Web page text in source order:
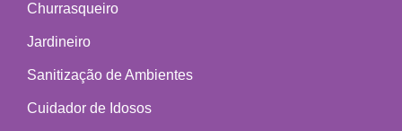
Churrasqueiro
Jardineiro
Sanitização de Ambientes
Cuidador de Idosos